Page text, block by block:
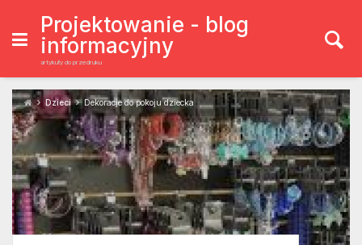
content
Projektowanie - blog
informacyjny
artykuły do przedruku
Dzieci Dekoracje do pokoju dziecka